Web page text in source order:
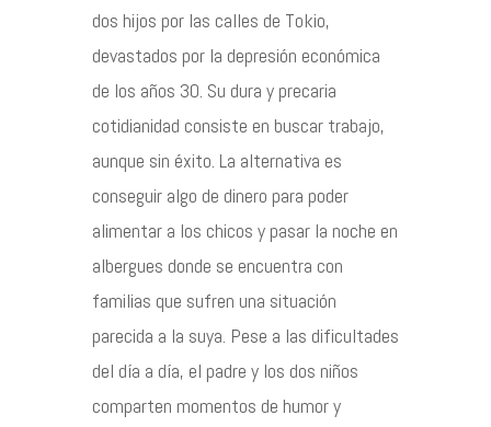
dos hijos por las calles de Tokio,
devastados por la depresión económica
de los años 30. Su dura y precaria
cotidianidad consiste en buscar trabajo,
aunque sin éxito. La alternativa es
conseguir algo de dinero para poder
alimentar a los chicos y pasar la noche en
albergues donde se encuentra con
familias que sufren una situación
parecida a la suya. Pese a las dificultades
del día a día, el padre y los dos niños
comparten momentos de humor y